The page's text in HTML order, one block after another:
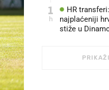
1
h
HR
najplaćeniji
stiže u